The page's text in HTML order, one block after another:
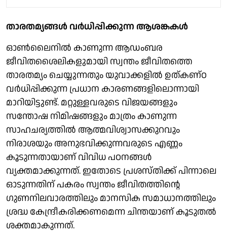
താരതമ്യങ്ങൾ വർധിപ്പിക്കുന്ന ആശങ്കകൾ
ഓൺലൈനിൽ കാണുന്ന ആഡംബര
ജീവിതശൈലികളുമായി സ്വന്തം ജീവിതത്തെ
താരതമ്യം ചെയ്യുന്നതും യുവാക്കളിൽ ഉത്കണ്ഠ
വർധിപ്പിക്കുന്ന പ്രധാന കാരണങ്ങളിലൊന്നായി
മാറിയിട്ടുണ്ട്. മറ്റുള്ളവരുടെ വിജയങ്ങളും
സന്തോഷ നിമിഷങ്ങളും മാത്രം കാണുന്ന
സാഹചര്യത്തിൽ ആത്മവിശ്വാസക്കുറവും
നിരാശയും അനുഭവിക്കുന്നവരുടെ എണ്ണം
കൂടുന്നതായാണ് വിവിധ പഠനങ്ങൾ
വ്യക്തമാക്കുന്നത്. ഇതോടെ പ്രശസ്തിക്ക് പിന്നാലെ
ഓടുന്നതിന് പകരം സ്വന്തം ജീവിതത്തിന്റെ
ഗുണനിലവാരത്തിലും മാനസിക സമാധാനത്തിലും
ശ്രദ്ധ കേന്ദ്രീകരിക്കണമെന്ന ചിന്തയാണ് കൂടുതൽ
ശക്തമാകുന്നത്.